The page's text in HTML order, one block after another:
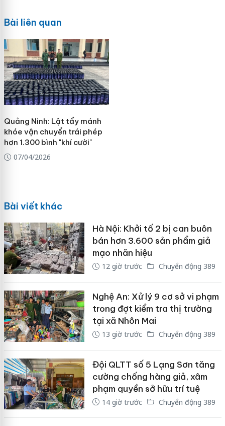
Bài liên quan
Quảng Ninh: Lật tẩy mánh
khóe vận chuyển trái phép
hơn 1.300 bình "khí cười"
07/04/2026
Bài viết khác
Hà Nội: Khởi tố 2 bị can buôn
bán hơn 3.600 sản phẩm giả
mạo nhãn hiệu
12 giờ trước Chuyển động 389
Nghệ An: Xử lý 9 cơ sở vi phạm
trong đợt kiểm tra thị trường
tại xã Nhôn Mai
13 giờ trước Chuyển động 389
Đội QLTT số 5 Lạng Sơn tăng
cường chống hàng giả, xâm
phạm quyền sở hữu trí tuệ
14 giờ trước Chuyển động 389